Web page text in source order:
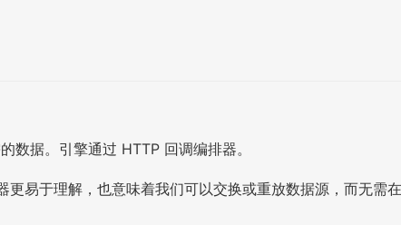
数据。引擎通过 HTTP 回调编排器。
易于理解，也意味着我们可以交换或重放数据源，而无需在